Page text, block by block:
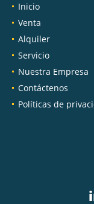
Inicio
Venta
Alquiler
Servicio
Nuestra Empresa
Contáctenos
Políticas de